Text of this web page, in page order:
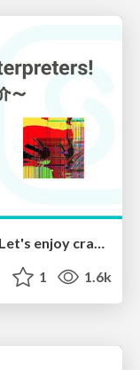
『インタプリタの作り方』の紹介 / Let's enjoy crafting interpreters
1 1.6k